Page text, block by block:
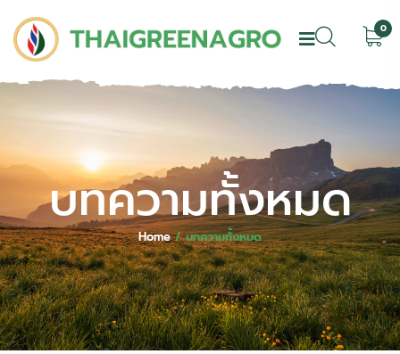
0
บทความทั้งหมด
Home/บทความทั้งหมด